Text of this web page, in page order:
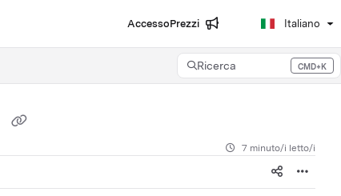
AccessoPrezzi Italiano
Ricerca CMD+K
Press CMD+K to open search
7 minuto/i letto/i